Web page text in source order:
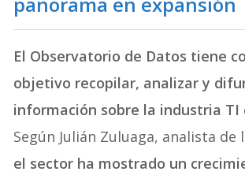
El Observatorio de Datos tiene
objetivo recopilar, analizar y
información sobre la industria TI
Según Julián Zuluaga, analista de
el sector ha mostrado un